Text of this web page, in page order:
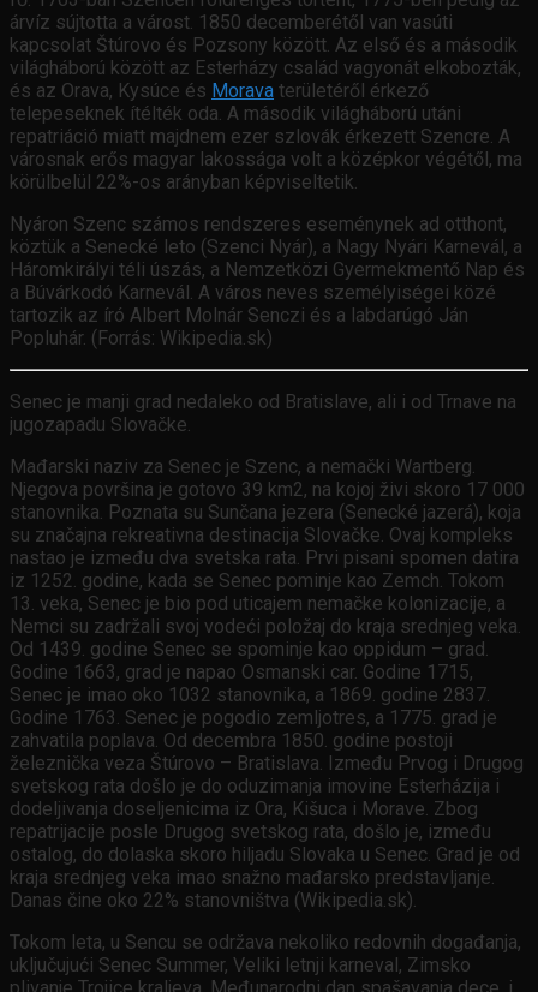
árvíz sújtotta a várost. 1850 decemberétől van vasúti
kapcsolat Štúrovo és Pozsony között. Az első és a második
világháború között az Esterházy család vagyonát elkobozták,
és az Orava, Kysúce és Morava területéről érkező
telepeseknek ítélték oda. A második világháború utáni
repatriáció miatt majdnem ezer szlovák érkezett Szencre. A
városnak erős magyar lakossága volt a középkor végétől, ma
körülbelül 22%-os arányban képviseltetik.
Nyáron Szenc számos rendszeres eseménynek ad otthont,
köztük a Senecké leto (Szenci Nyár), a Nagy Nyári Karnevál, a
Háromkirályi téli úszás, a Nemzetközi Gyermekmentő Nap és
a Búvárkodó Karnevál. A város neves személyiségei közé
tartozik az író Albert Molnár Senczi és a labdarúgó Ján
Popluhár. (Forrás: Wikipedia.sk)
Senec je manji grad nedaleko od Bratislave, ali i od Trnave na
jugozapadu Slovačke.
Mađarski naziv za Senec je Szenc, a nemački Wartberg.
Njegova površina je gotovo 39 km2, na kojoj živi skoro 17 000
stanovnika. Poznata su Sunčana jezera (Senecké jazerá), koja
su značajna rekreativna destinacija Slovačke. Ovaj kompleks
nastao je između dva svetska rata. Prvi pisani spomen datira
iz 1252. godine, kada se Senec pominje kao Zemch. Tokom
13. veka, Senec je bio pod uticajem nemačke kolonizacije, a
Nemci su zadržali svoj vodeći položaj do kraja srednjeg veka.
Od 1439. godine Senec se spominje kao oppidum – grad.
Godine 1663, grad je napao Osmanski car. Godine 1715,
Senec je imao oko 1032 stanovnika, a 1869. godine 2837.
Godine 1763. Senec je pogodio zemljotres, a 1775. grad je
zahvatila poplava. Od decembra 1850. godine postoji
železnička veza Štúrovo – Bratislava. Između Prvog i Drugog
svetskog rata došlo je do oduzimanja imovine Esterházija i
dodeljivanja doseljenicima iz Ora, Kišuca i Morave. Zbog
repatrijacije posle Drugog svetskog rata, došlo je, između
ostalog, do dolaska skoro hiljadu Slovaka u Senec. Grad je od
kraja srednjeg veka imao snažno mađarsko predstavljanje.
Danas čine oko 22% stanovništva (Wikipedia.sk).
Tokom leta, u Sencu se održava nekoliko redovnih događanja,
uključujući Senec Summer, Veliki letnji karneval, Zimsko